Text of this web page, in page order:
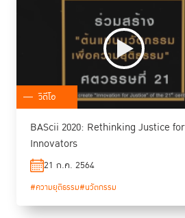
วิดีโอ
BAScii 2020: Rethinking Justice for
Innovators
21 ก.ค. 2564
#ความยุติธรรม#นวัตกรรม